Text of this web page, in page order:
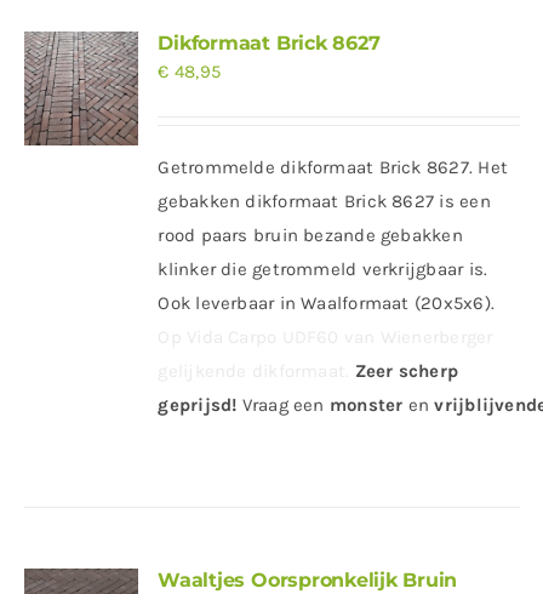
Dikformaat Brick 8627
€ 48,95
Getrommelde dikformaat Brick 8627. Het
gebakken dikformaat Brick 8627 is een
rood paars bruin bezande gebakken
klinker die getrommeld verkrijgbaar is.
Ook leverbaar in Waalformaat (20x5x6).
Zeer scherp
geprijsd! Vraag een monster en
Waaltjes Oorspronkelijk Bruin